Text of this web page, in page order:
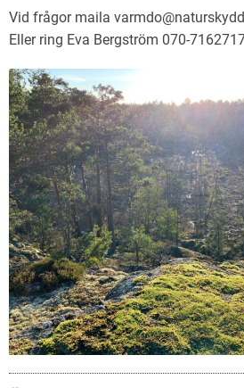
Vid frågor maila
Eller ring Eva Bergström 070-